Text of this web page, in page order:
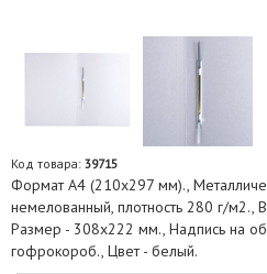
Код товара: 39715
Формат А4 (210х297 мм).,
немелованный, плотность 280 г/м2.,
Размер - 308х222 мм., Надпись на
гофрокороб., Цвет - белый.